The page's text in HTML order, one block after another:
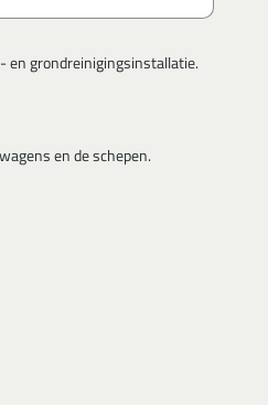
en grondreinigingsinstallatie.
en de schepen.